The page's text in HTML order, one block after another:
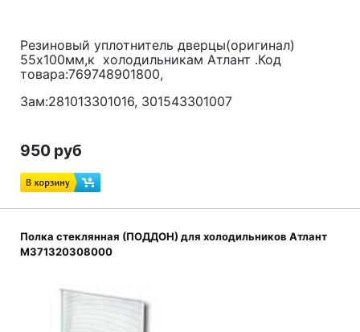
Резиновый уплотнитель дверцы(оригинал)
55x100мм,к холодильникам Атлант .Код
товара:769748901800,
Зам:281013301016, 301543301007
950 руб
Полка стеклянная (ПОДДОН) для холодильников Атлант
M371320308000